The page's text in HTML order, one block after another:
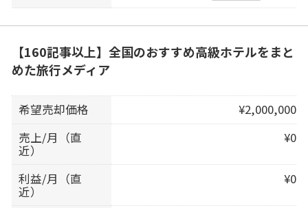
【160記事以上】全国のおすすめ高級ホテルをまと
めた旅行メディア
希望売却価格
¥2,000,000
売上/月（直
近）
¥0
利益/月（直
近）
¥0